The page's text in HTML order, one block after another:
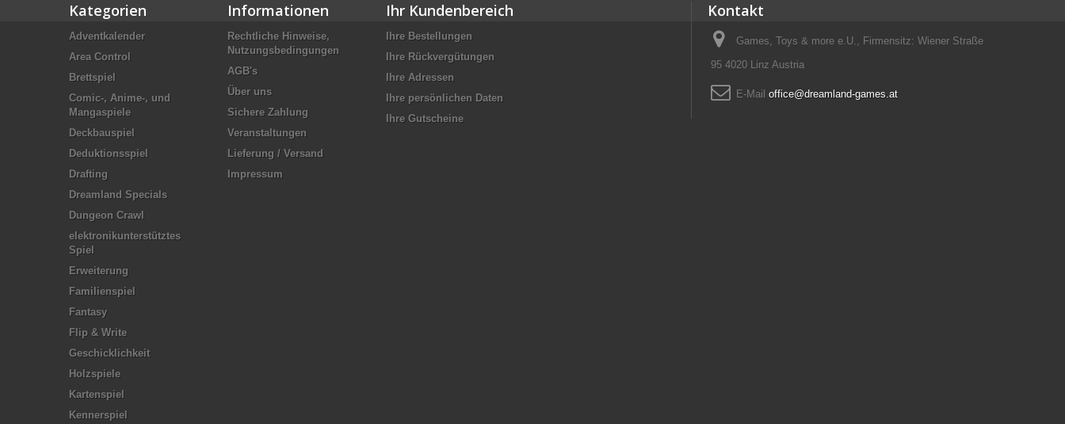
Kategorien
Adventkalender
Area Control
Brettspiel
Comic-, Anime-, und
Mangaspiele
Deckbauspiel
Deduktionsspiel
Drafting
Dreamland Specials
Dungeon Crawl
elektronikunterstütztes
Spiel
Erweiterung
Familienspiel
Fantasy
Flip & Write
Geschicklichkeit
Holzspiele
Kartenspiel
Kennerspiel
Informationen
Rechtliche Hinweise,
Nutzungsbedingungen
AGB's
Über uns
Sichere Zahlung
Veranstaltungen
Lieferung / Versand
Impressum
Ihr Kundenbereich
Ihre Bestellungen
Ihre Rückvergütungen
Ihre Adressen
Ihre persönlichen Daten
Ihre Gutscheine
Kontakt
Games, Toys & more e.U., Firmensitz: Wiener Straße
95 4020 Linz Austria
E-Mail office@dreamland-games.at